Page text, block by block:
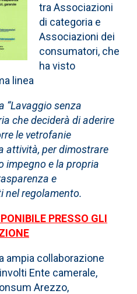
tra Associazioni
di categoria e
Associazioni dei
consumatori, che
ha visto
linea
“Lavaggio senza
che deciderà di aderire
le vetrofanie
attività, per dimostrare
impegno e la propria
e
nel regolamento.
PRESSO GLI
ampia collaborazione
Ente camerale,
Arezzo,